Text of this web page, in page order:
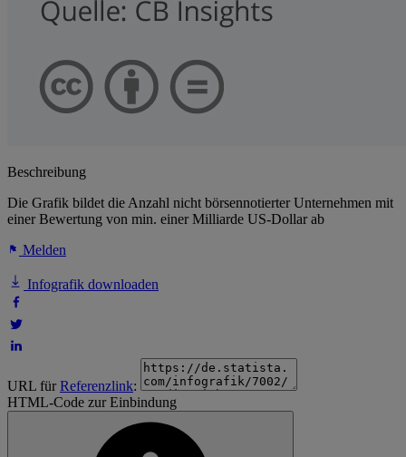
Beschreibung
Die Grafik bildet die Anzahl nicht börsennotierter Unternehmen mit
einer Bewertung von min. einer Milliarde US-Dollar ab
Melden
Infografik downloaden
URL fürReferenzlink:
HTML-Code zur Einbindung